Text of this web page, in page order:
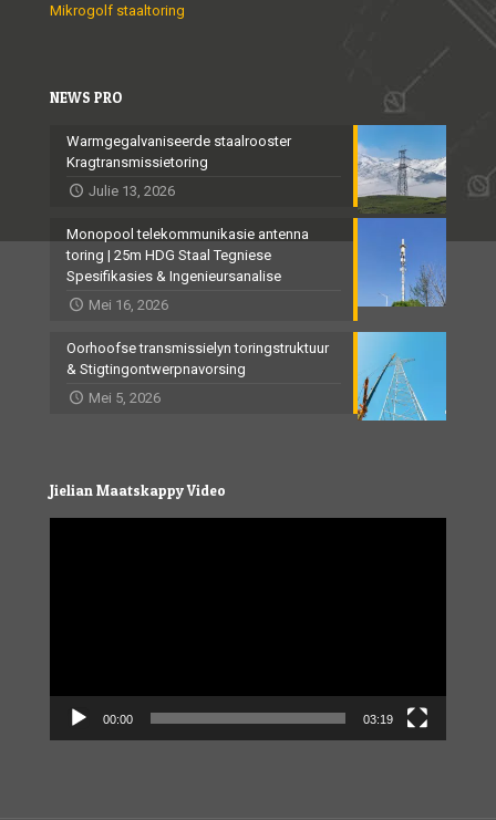
Mikrogolf staaltoring
NEWS PRO
Warmgegalvaniseerde staalrooster
Kragtransmissietoring
Julie 13, 2026
Monopool telekommunikasie antenna
toring | 25m HDG Staal Tegniese
Spesifikasies & Ingenieursanalise
Mei 16, 2026
Oorhoofse transmissielyn toringstruktuur
& Stigtingontwerpnavorsing
Mei 5, 2026
Jielian Maatskappy Video
00:00 03:19